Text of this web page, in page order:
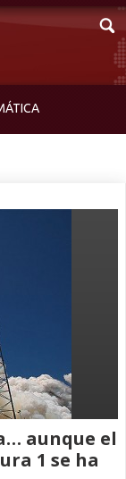
aunque el
1 se ha